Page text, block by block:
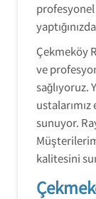
Çekmeköy
ve
sağlıyoruz.
sunuyor.
kalitesini